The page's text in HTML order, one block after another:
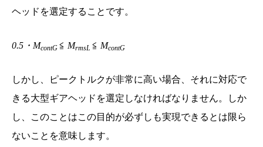
ヘッドを選定することです。
0.5・McontG ≦ MrmsL ≦ McontG
しかし、ピークトルクが非常に高い場合、それに対応で
きる大型ギアヘッドを選定しなければなりません。しか
し、このことはこの目的が必ずしも実現できるとは限ら
ないことを意味します。